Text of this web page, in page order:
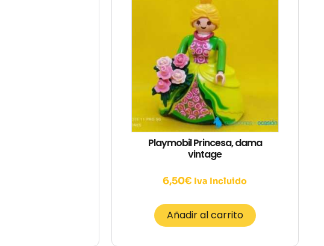
Playmobil Princesa, dama
vintage
6,50€ Iva Incluido
Añadir al carrito